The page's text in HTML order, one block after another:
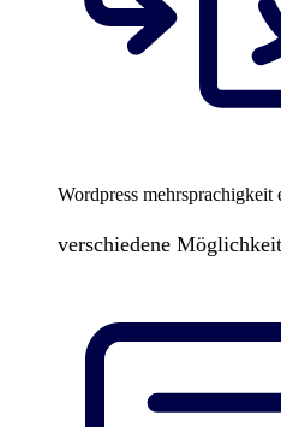
Wordpress mehrsprachigkeit
verschiedene